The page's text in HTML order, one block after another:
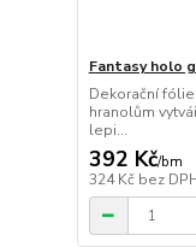
Fantasy holo
Dekorační
hranolům
lepi...
392 Kč/bm
324 Kč bez